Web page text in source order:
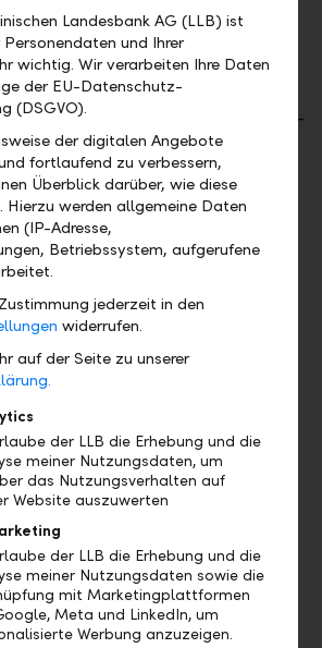
der LLB-Gruppe auf CHF
2021 und damit erstmals
der CHF 100-Milliarden-Marke
und Qualität:Die Ratingagentur
im Frühjahr 2021 das Aa2-
Damit gehört die LLB zu den
sichersten Banken weltweit
Der Bankbetrieb der LLB-
ab 2022 klimaneutral – als erste
und als eine der ersten
und in Österreich. Gleichzeitig
Massnahmen ein, um die
Emissionen bis 2040 auf netto
diese Auszeichnung und die
Vorreiterrolle und
ganzen LLB-Gruppe.
zum Award finden Sie auf der
englischer Sprache).
Banking Middle East<br>
Landesbank AG (LLB) ist
und Ihrer
wichtig. Wir verarbeiten Ihre Daten
der EU-Datenschutz-
(DSGVO).
der digitalen Angebote
fortlaufend zu verbessern,
Überblick darüber, wie diese
Hierzu werden allgemeine Daten
(IP-Adresse,
Betriebssystem, aufgerufene
jederzeit in den
widerrufen.
auf der Seite zu unserer
der LLB die Erhebung und die
meiner Nutzungsdaten, um
das Nutzungsverhalten auf
Website auszuwerten
der LLB die Erhebung und die
meiner Nutzungsdaten sowie die
mit Marketingplattformen
Meta und LinkedIn, um
Werbung anzuzeigen.